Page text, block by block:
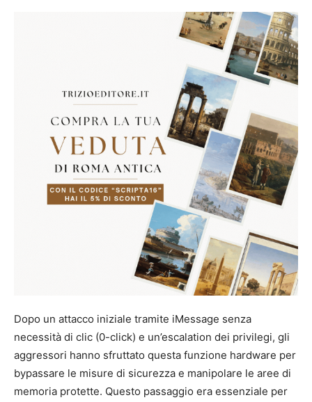
Dopo un attacco iniziale tramite iMessage senza
necessità di clic (0-click) e un’escalation dei privilegi, gli
aggressori hanno sfruttato questa funzione hardware per
bypassare le misure di sicurezza e manipolare le aree di
memoria protette. Questo passaggio era essenziale per